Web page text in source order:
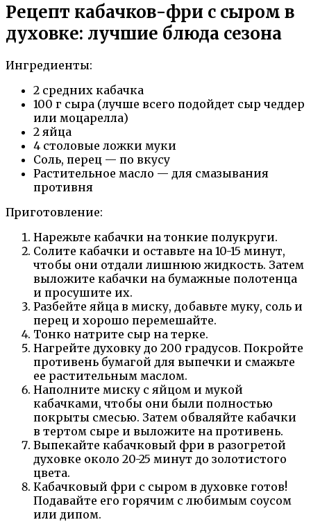
Рецепт кабачков-фри с сыром в
духовке: лучшие блюда сезона
Ингредиенты:
2 средних кабачка
100 г сыра (лучше всего подойдет сыр чеддер
или моцарелла)
2 яйца
4 столовые ложки муки
Соль, перец — по вкусу
Растительное масло — для смазывания
противня
Приготовление:
Нарежьте кабачки на тонкие полукруги.
Солите кабачки и оставьте на 10-15 минут,
чтобы они отдали лишнюю жидкость. Затем
выложите кабачки на бумажные полотенца
и просушите их.
Разбейте яйца в миску, добавьте муку, соль и
перец и хорошо перемешайте.
Тонко натрите сыр на терке.
Нагрейте духовку до 200 градусов. Покройте
противень бумагой для выпечки и смажьте
ее растительным маслом.
Наполните миску с яйцом и мукой
кабачками, чтобы они были полностью
покрыты смесью. Затем обваляйте кабачки
в тертом сыре и выложите на противень.
Выпекайте кабачковый фри в разогретой
духовке около 20-25 минут до золотистого
цвета.
Кабачковый фри с сыром в духовке готов!
Подавайте его горячим с любимым соусом
или дипом.